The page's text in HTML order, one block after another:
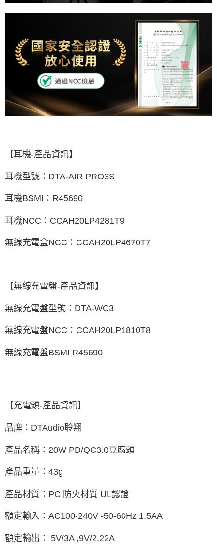
【耳機-產品資訊】
耳機型號：DTA-AIR PRO3S
耳機BSMI：R45690
耳機NCC：CCAH20LP4281T9
無線充電盒NCC：CCAH20LP4670T7
【無線充電盤-產品資訊】
無線充電盤型號：DTA-WC3
無線充電盤NCC：CCAH20LP1810T8
無線充電盤BSMI R45690
【充電頭-產品資訊】
品牌：DTAudio聆翔
產品名稱：20W PD/QC3.0豆腐頭
產品重量：43g
產品材質：PC 防火材質 UL認證
額定輸入：AC100-240V -50-60Hz 1.5AA
額定輸出： 5V/3A ,9V/2.22A